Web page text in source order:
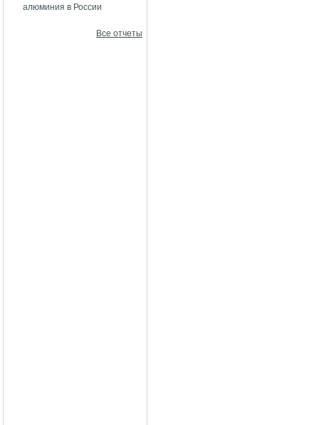
алюминия в России
Все отчеты